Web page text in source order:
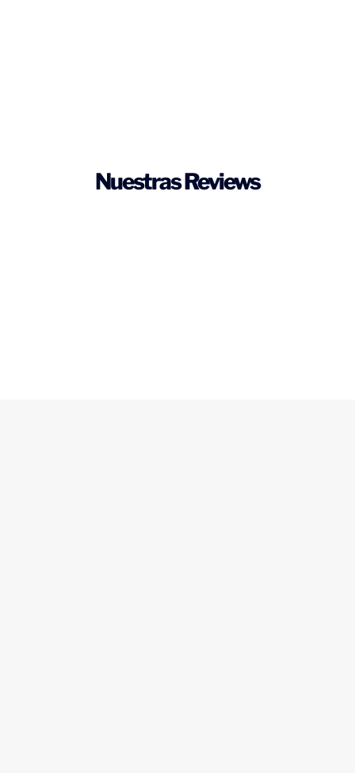
Nuestras Reviews